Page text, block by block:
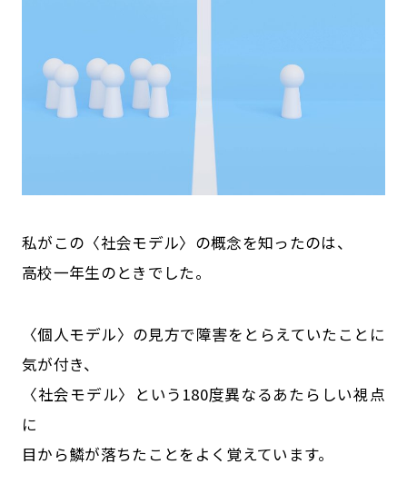
私がこの〈社会モデル〉の概念を知ったのは、
高校一年生のときでした。
〈個人モデル〉の見方で障害をとらえていたことに
気が付き、
〈社会モデル〉という180度異なるあたらしい視点
に
目から鱗が落ちたことをよく覚えています。